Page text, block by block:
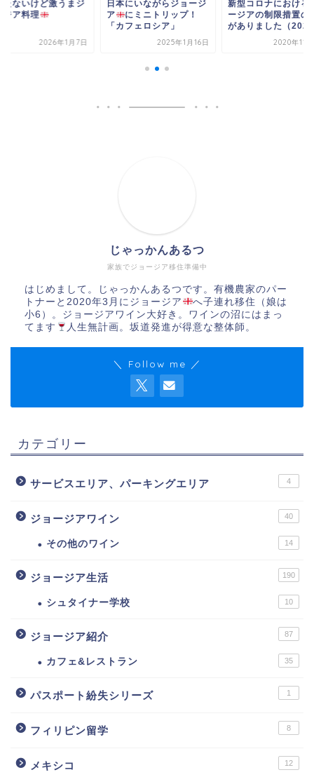
たないけど激うまジ
ジア料理
2026年1月7日
日本にいながらジョージ
ア
にミニトリップ！
「カフェロシア」
2025年1月16日
新型コロナにおける
ージアの制限措置の
がありました（
2020年11
家族でジョージア移住準備中
じゃっかんあるつ
はじめまして。じゃっかんあるつです。有機農家のパー
トナーと2020年3月にジョージア
へ子連れ移住（娘は
小6）。ジョージアワイン大好き。ワインの沼にはまっ
てます
人生無計画。坂道発進が得意な整体師。
＼ Follow me ／
カテゴリー
サービスエリア、パーキングエリア 4
ジョージアワイン 40
その他のワイン 14
ジョージア生活 190
シュタイナー学校 10
ジョージア紹介 87
カフェ&レストラン 35
パスポート紛失シリーズ 1
フィリピン留学 8
メキシコ 12